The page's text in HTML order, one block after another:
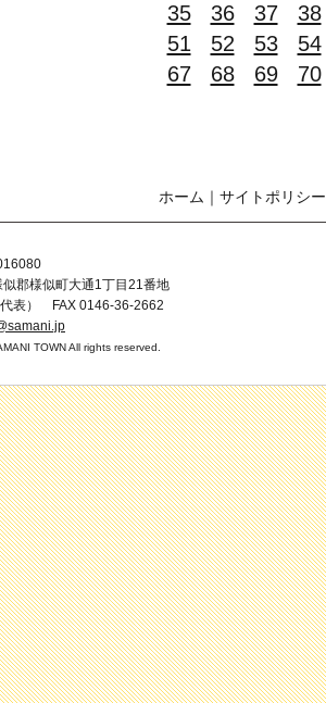
35
36 37
38
51
52 53
54
67
68 69 70
ホーム ｜ サイトポリシー
郡様似町大通1丁目21番地
表） FAX 0146-36-2662
TOWN All rights reserved.